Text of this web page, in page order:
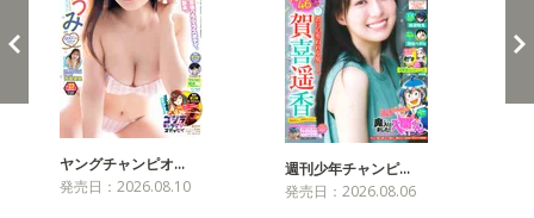
ヤングチャンピオ…
発売日：2026.08.10
週刊少年チャンピ…
発売日：2026.08.06